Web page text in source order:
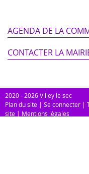
AGENDA DE LA
CONTACTER LA
2020 - 2026 Villey le sec
Plan du site | Se connecter |
site | Mentions légales